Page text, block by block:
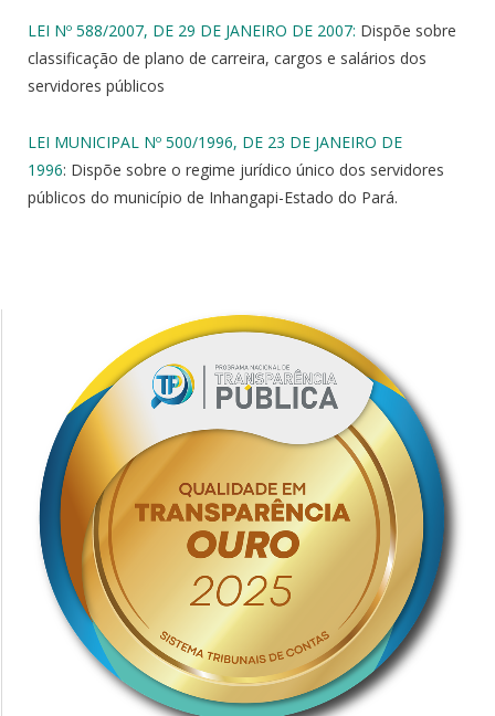
LEI Nº 588/2007, DE 29 DE JANEIRO DE 2007: Dispõe sobre
classificação de plano de carreira, cargos e salários dos
servidores públicos
LEI MUNICIPAL Nº 500/1996, DE 23 DE JANEIRO DE
1996: Dispõe sobre o regime jurídico único dos servidores
públicos do município de Inhangapi-Estado do Pará.